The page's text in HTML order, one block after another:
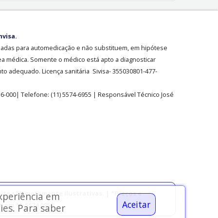
para automedicação e não substituem, em hipótese
médica. Somente o médico está apto a diagnosticar
Licença sanitária Sivisa- 355030801-477-
000| Telefone: (11)5574-6955 | Responsável Técnico José
são meramente ilustrativas. | *Preços e
11-5574 6955.
em
Para saber
Aceitar